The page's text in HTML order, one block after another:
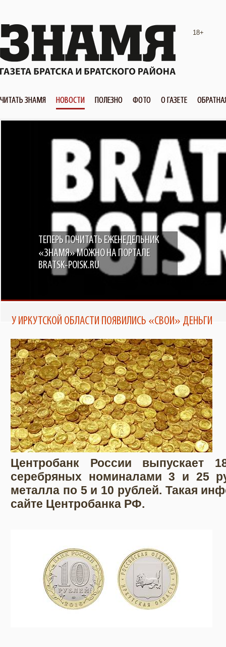
18+
ЧИТАТЬ ЗНАМЯ НОВОСТИ ПОЛЕЗНО ФОТО О ГАЗЕТЕ
ТЕПЕРЬ ПОЧИТАТЬ ЕЖЕНЕДЕЛЬНИК
«ЗНАМЯ» МОЖНО НА ПОРТАЛЕ
BRATSK-POISK.RU
У ИРКУТСКОЙ ОБЛАСТИ ПОЯВИЛИСЬ «СВОИ» ДЕНЬГИ
Центробанк России
серебряных номиналами 3 и 25
металла по 5 и 10 рублей. Такая
сайте Центробанка РФ.